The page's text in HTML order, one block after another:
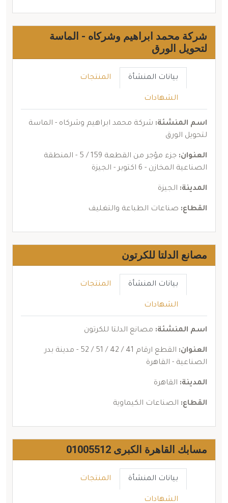
شركة محمد ابراهيم وشركاه - الماسة
لتحويل الورق
بيانات المنشأة المنتجات
الشهادات
اسم المنشئة: شركة محمد ابراهيم وشركاه - الماسة
لتحويل الورق
العنوان:
جزء مؤجر من القطعة 159 / 5 - المنطقة
الصناعية المخازن - 6 اكتوبر - الجيزة
المدينة: الجيزة
القطاع: صناعات الطباعة والتغليف
مصانع الدلتا للكرتون
بيانات المنشأة المنتجات
الشهادات
اسم المنشئة: مصانع الدلتا للكرتون
العنوان:
القطع ارقام 41 / 42 / 51 / 52 - مدينة بدر
الصناعية - القاهرة
المدينة: القاهرة
القطاع: الصناعات الكيماوية
مسابك القاهرة الكبرى 01005512
بيانات المنشأة المنتجات
الشهادات